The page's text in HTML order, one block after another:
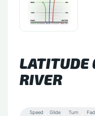
LATITUDE
RIVER
Speed Glide Turn